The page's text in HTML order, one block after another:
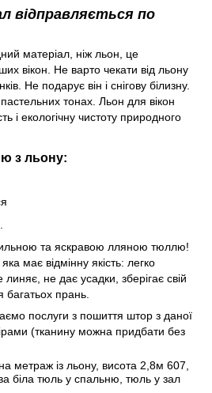
відправляється по
матеріал, ніж льон, це
вікон. Не варто чекати від льону
Не подарує він і снігову білизну.
тонах. Льон для вікон
і екологічну чистоту природного
з льону:
та яскравою лляною тюллю!
має відмінну якість: легко
линяє, не дає усадки, зберігає свій
багатьох прань.
послуги з пошиття штор з даної
(тканину можна придбати без
метраж із льону, висота 2,8м 607,
біла тюль у спальню, тюль у зал